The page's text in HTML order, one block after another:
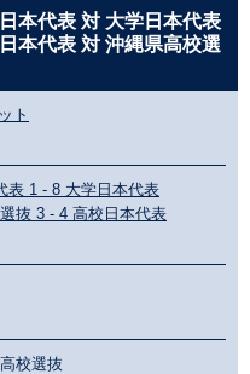
本代表 対 大学日本代表
本代表 対 沖縄県高校選
ト
表 1 - 8 大学日本代表
抜 3 - 4 高校日本代表
校選抜